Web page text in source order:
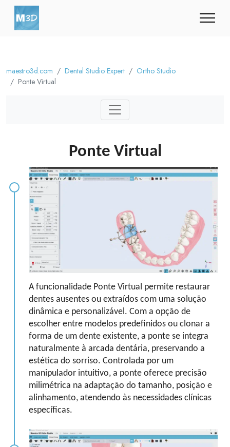
maestro3d.com Dental Studio Expert
Ortho Studio
Ponte Virtual
Ponte Virtual
A funcionalidade Ponte Virtual permite restaurar
dentes ausentes ou extraídos com uma solução
dinâmica e personalizável. Com a opção de
escolher entre modelos predefinidos ou clonar a
forma de um dente existente, a ponte se integra
naturalmente à arcada dentária, preservando a
estética do sorriso. Controlada por um
manipulador intuitivo, a ponte oferece precisão
milimétrica na adaptação do tamanho, posição e
alinhamento, atendendo às necessidades clínicas
específicas.